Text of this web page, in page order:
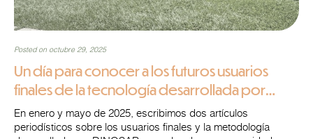
Posted on octubre 29, 2025
Un día para conocer a los futuros usuarios
finales de la tecnología desarrollada por
DINOSAR, en Colombia
En enero y mayo de 2025, escribimos dos artículos
periodísticos sobre los usuarios finales y la metodología